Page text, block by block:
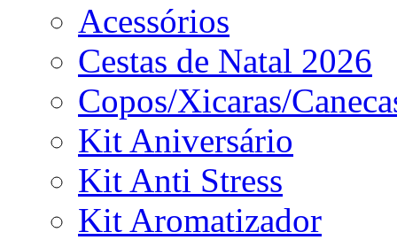
Acessórios
Cestas de Natal 2026
Copos/Xicaras/
Kit Aniversário
Kit Anti Stress
Kit Aromatizador